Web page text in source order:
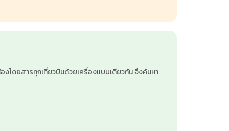
โดยสารทุกเที่ยวบินด้วยเครื่องแบบเดียวกัน จึงค้นหา